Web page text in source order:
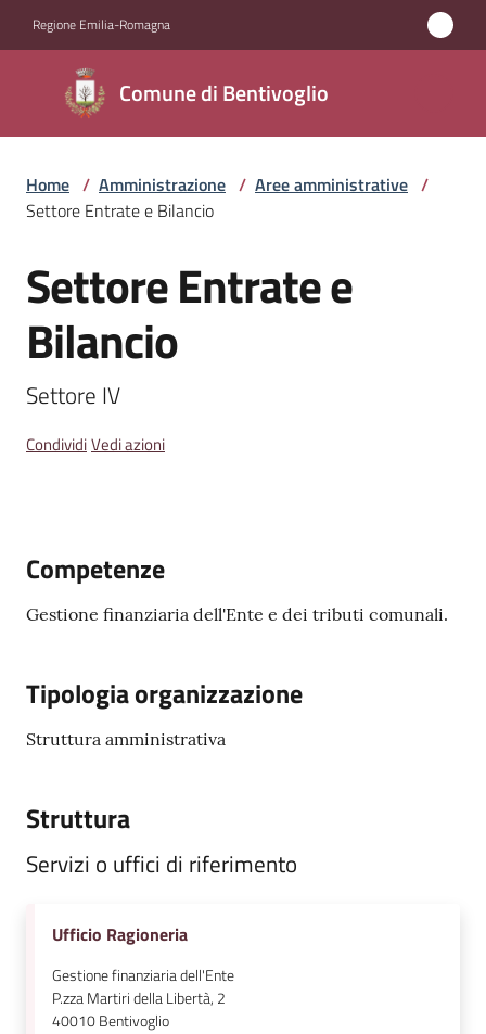
Regione Emilia-Romagna
Comune di Bentivoglio
Comune di
Bentivoglio
Amministrazione
Menu selezionato
Bentivoglio
Trasparente
A
o
P
t
o
r
Home / Amministrazione / Aree amministrative /
Settore Entrate e Bilancio
Salta al contenuto
Settore Entrate e
Bilancio
Settore IV
CondividiVedi azioni
Competenze
Gestione finanziaria dell'Ente e dei tributi comunali.
Tipologia organizzazione
Struttura amministrativa
Struttura
Servizi o uffici di riferimento
Ufficio Ragioneria
Gestione finanziaria dell'Ente
P.zza Martiri della Libertà, 2
40010Bentivoglio